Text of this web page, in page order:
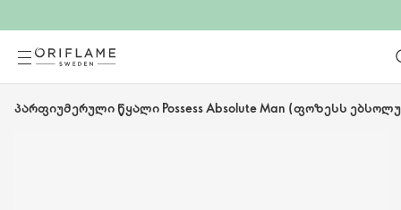
პარფიუმერული წყალი Possess Absolute Man (ფოზესს